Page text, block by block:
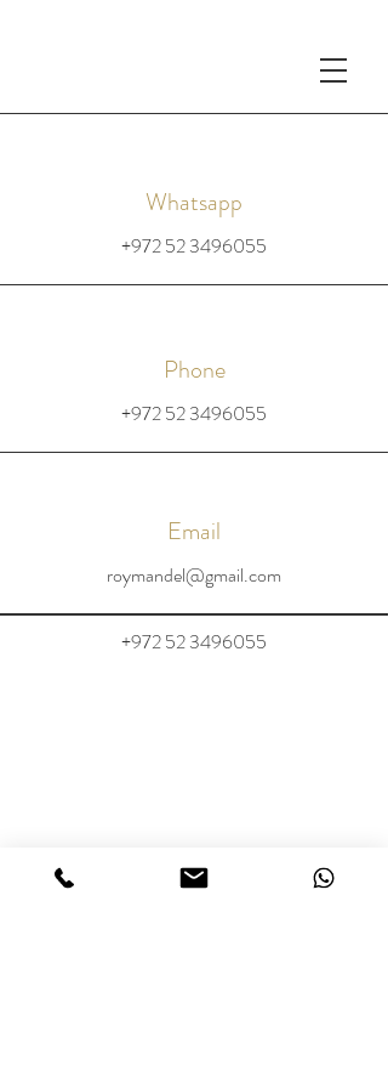
Whatsapp
+972 52 3496055
Phone
+972 52 3496055
Email
roymandel@gmail.com
+972 52 3496055